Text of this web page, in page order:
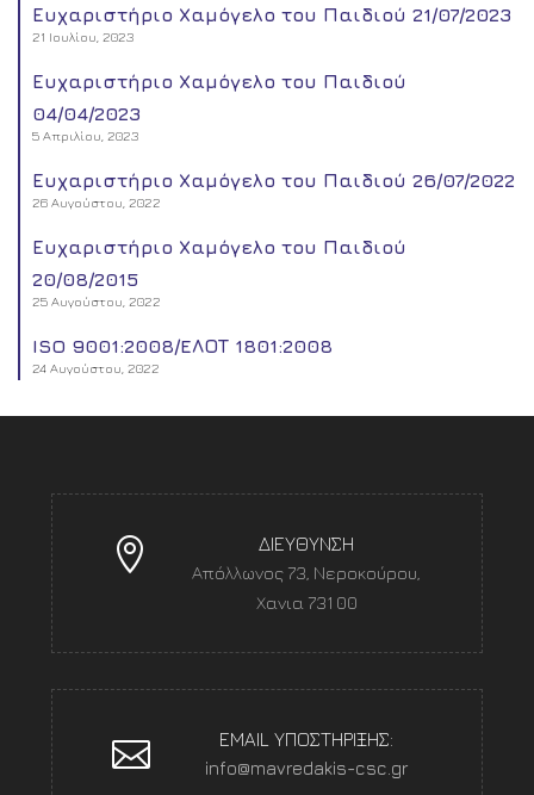
Ευχαριστήριο Χαμόγελο του Παιδιού 21/07/2023
21 Ιουλίου, 2023
Ευχαριστήριο Χαμόγελο του Παιδιού
04/04/2023
5 Απριλίου, 2023
Ευχαριστήριο Χαμόγελο του Παιδιού 26/07/2022
26 Αυγούστου, 2022
Ευχαριστήριο Χαμόγελο του Παιδιού
20/08/2015
25 Αυγούστου, 2022
ISO 9001:2008/EΛΟΤ 1801:2008
24 Αυγούστου, 2022
ΔΙΕΥΘΥΝΣΗ
Απόλλωνος 73, Νεροκούρου,
Χανια 731 00
EMAIL ΥΠΟΣΤΗΡΙΞΗΣ:
info@mavredakis-csc.gr